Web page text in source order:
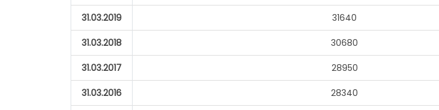
31.03.2019 31640
31.03.2018 30680
31.03.2017 28950
31.03.2016 28340